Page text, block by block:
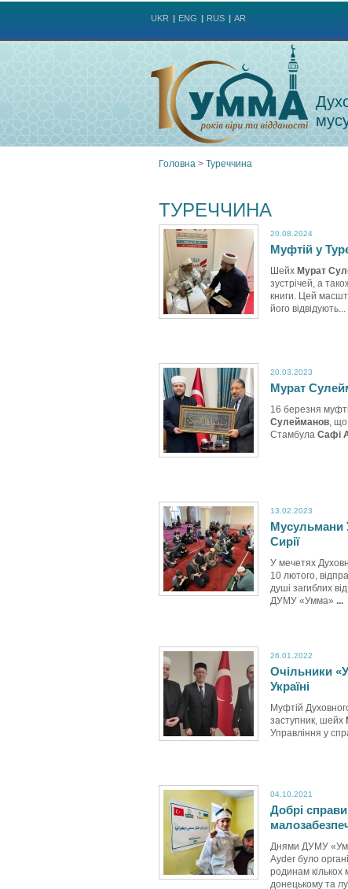
UKR ENG RUS AR
є
тут
Головна > Туреччина
ТУРЕЧЧИНА
20.08.2024
Муфтій у
Шейх Мурат
зустрічей, а
книги. Цей
його відвідують...
20.03.2023
Мурат
16 березня
Сулейманов, що
Стамбула Сафі
13.02.2023
Мусульмани
Сирії
У мечетях
10 лютого,
душі загиблих
ДУМУ «Умма» ...
26.01.2022
Очільники
Україні
Муфтій
заступник, шейх
Управління у
04.10.2021
Добрі
Днями ДУМУ
Ayder було
родинам кількох
донецькому та